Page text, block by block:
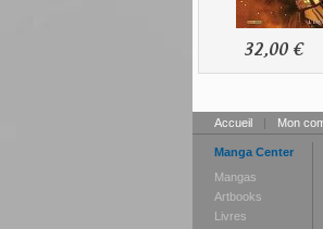
32,00 €
Accueil | Mon
Manga Center
Mangas
Artbooks
Livres